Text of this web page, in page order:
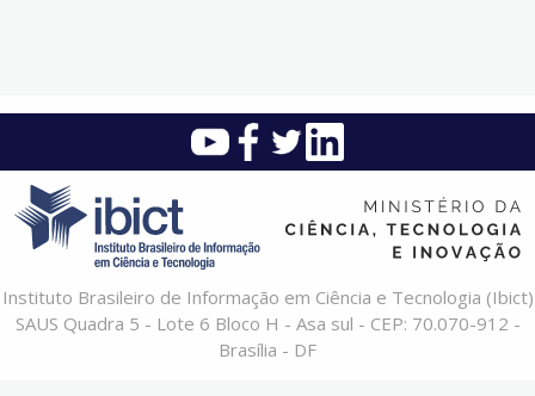
Instituto Brasileiro de Informação em Ciência e Tecnologia (Ibict)
SAUS Quadra 5 - Lote 6 Bloco H - Asa sul - CEP: 70.070-912 -
Brasília - DF